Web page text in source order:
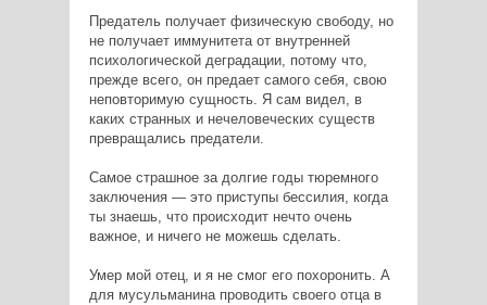
Предатель получает физическую свободу, но
не получает иммунитета от внутренней
психологической деградации, потому что,
прежде всего, он предает самого себя, свою
неповторимую сущность. Я сам видел, в
каких странных и нечеловеческих существ
превращались предатели.
Самое страшное за долгие годы тюремного
заключения — это приступы бессилия, когда
ты знаешь, что происходит нечто очень
важное, и ничего не можешь сделать.
Умер мой отец, и я не смог его похоронить. А
для мусульманина проводить своего отца в